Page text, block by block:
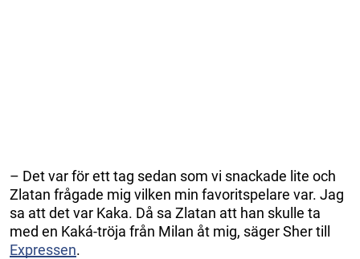
– Det var för ett tag sedan som vi snackade lite och
Zlatan frågade mig vilken min favoritspelare var. Jag
sa att det var Kaka. Då sa Zlatan att han skulle ta
med en Kaká-tröja från Milan åt mig, säger Sher till
Expressen.